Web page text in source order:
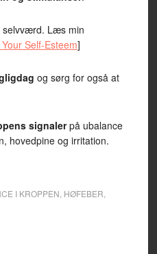
Læs min
Self-Esteem]
og sørg for også at
signalerpå ubalance
hovedpine og irritation.
I KROPPEN HØFEBER